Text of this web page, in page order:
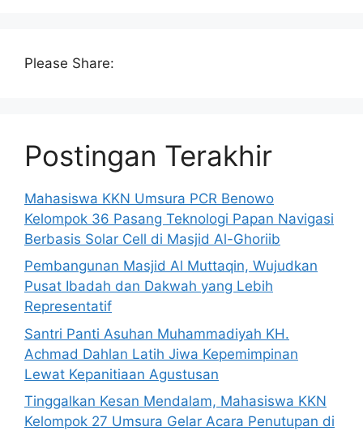
Please Share:
Postingan Terakhir
Mahasiswa KKN Umsura PCR Benowo
Kelompok 36 Pasang Teknologi Papan Navigasi
Berbasis Solar Cell di Masjid Al-Ghoriib
Pembangunan Masjid Al Muttaqin, Wujudkan
Pusat Ibadah dan Dakwah yang Lebih
Representatif
Santri Panti Asuhan Muhammadiyah KH.
Achmad Dahlan Latih Jiwa Kepemimpinan
Lewat Kepanitiaan Agustusan
Tinggalkan Kesan Mendalam, Mahasiswa KKN
Kelompok 27 Umsura Gelar Acara Penutupan di